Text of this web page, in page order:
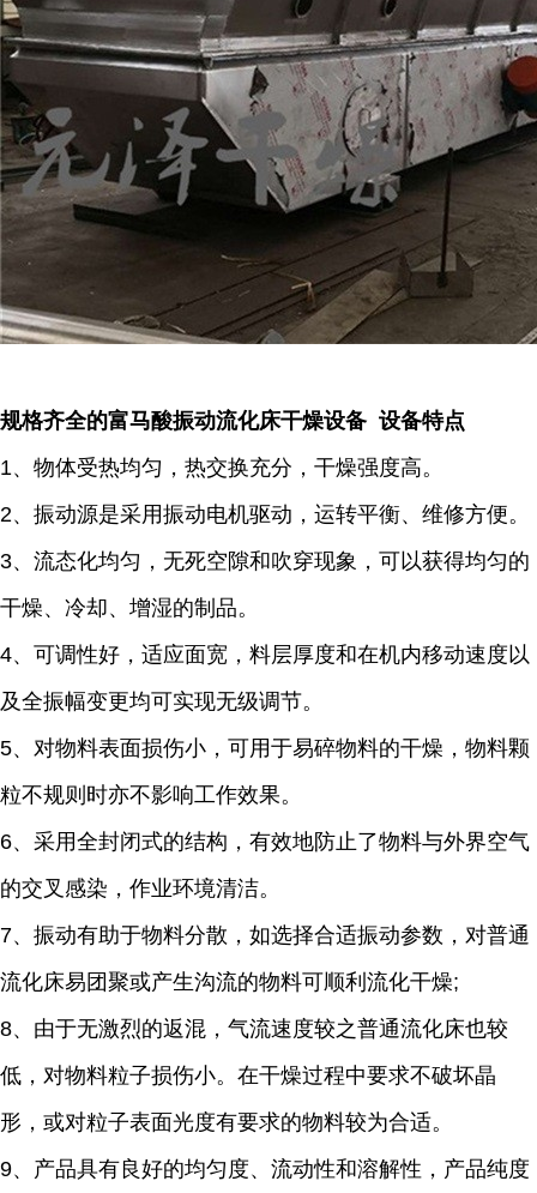
规格齐全的富马酸振动流化床干燥设备 设备特点
1、物体受热均匀，热交换充分，干燥强度高。
2、振动源是采用振动电机驱动，运转平衡、维修方便。
3、流态化均匀，无死空隙和吹穿现象，可以获得均匀的
干燥、冷却、增湿的制品。
4、可调性好，适应面宽，料层厚度和在机内移动速度以
及全振幅变更均可实现无级调节。
5、对物料表面损伤小，可用于易碎物料的干燥，物料颗
粒不规则时亦不影响工作效果。
6、采用全封闭式的结构，有效地防止了物料与外界空气
的交叉感染，作业环境清洁。
7、振动有助于物料分散，如选择合适振动参数，对普通
流化床易团聚或产生沟流的物料可顺利流化干燥;
8、由于无激烈的返混，气流速度较之普通流化床也较
低，对物料粒子损伤小。在干燥过程中要求不破坏晶
形，或对粒子表面光度有要求的物料较为合适。
9、产品具有良好的均匀度、流动性和溶解性，产品纯度